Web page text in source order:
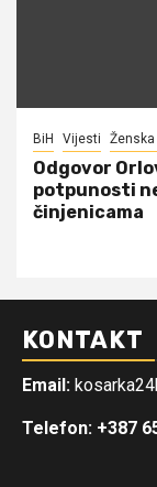
BiH Vijesti Ženska
Odgovor
potpunosti
činjenicama
KONTAKT
Email:
Telefon: +387